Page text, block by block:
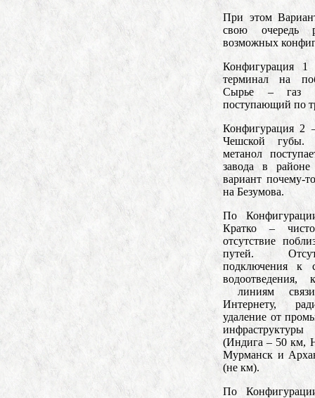
При этом
свою очередь
возможных
Конфигурация
терминал на
Сырье – газ
поступающий по
Конфигурация 2
Чешской губы.
метанол
завода в
вариант почему-
на Безумова.
По
Кратко –
отсутствие
путей.
подключения к
водоотведения,
линиям связи
Интернету,
удаление от
(Индига – 50 км,
Мурманск и
(не км).
По